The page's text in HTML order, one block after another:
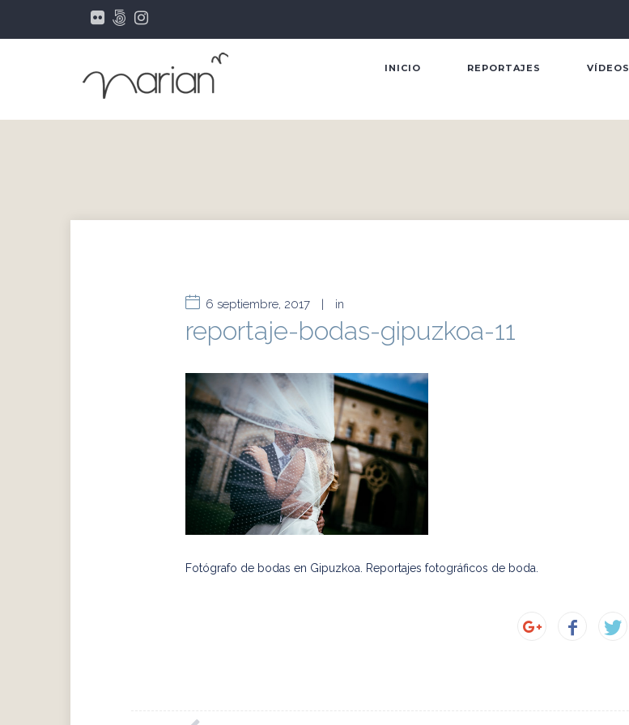
INICIO REPORTAJES VÍDEOS
6 septiembre, 2017 | in
reportaje-bodas-gipuzkoa-11
Fotógrafo de bodas en Gipuzkoa. Reportajes fotográficos de boda.